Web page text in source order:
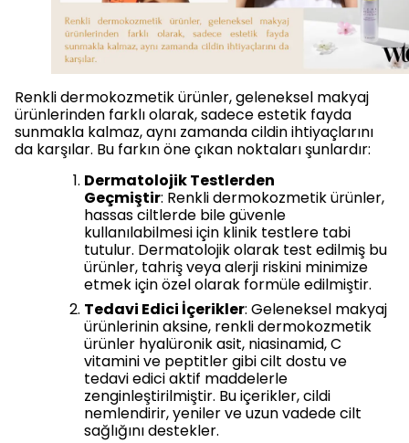
Renkli dermokozmetik ürünler, geleneksel makyaj
ürünlerinden farklı olarak, sadece estetik fayda
sunmakla kalmaz, aynı zamanda cildin ihtiyaçlarını
da karşılar. Bu farkın öne çıkan noktaları şunlardır:
Dermatolojik Testlerden
Geçmiştir: Renkli dermokozmetik ürünler,
hassas ciltlerde bile güvenle
kullanılabilmesi için klinik testlere tabi
tutulur. Dermatolojik olarak test edilmiş bu
ürünler, tahriş veya alerji riskini minimize
etmek için özel olarak formüle edilmiştir.
Tedavi Edici İçerikler: Geleneksel makyaj
ürünlerinin aksine, renkli dermokozmetik
ürünler hyalüronik asit, niasinamid, C
vitamini ve peptitler gibi cilt dostu ve
tedavi edici aktif maddelerle
zenginleştirilmiştir. Bu içerikler, cildi
nemlendirir, yeniler ve uzun vadede cilt
sağlığını destekler.